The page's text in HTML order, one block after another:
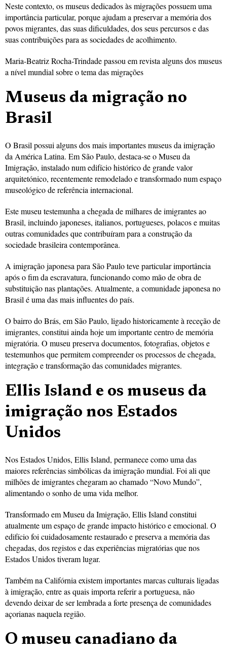
Neste contexto, os museus dedicados às migrações possuem uma
importância particular, porque ajudam a preservar a memória dos
povos migrantes, das suas dificuldades, dos seus percursos e das
suas contribuições para as sociedades de acolhimento.
Maria-Beatriz Rocha-Trindade passou em revista alguns dos museus
a nível mundial sobre o tema das migrações
Museus da migração no
Brasil
O Brasil possui alguns dos mais importantes museus da imigração
da América Latina. Em São Paulo, destaca-se o Museu da
Imigração, instalado num edifício histórico de grande valor
arquitetónico, recentemente remodelado e transformado num espaço
museológico de referência internacional.
Este museu testemunha a chegada de milhares de imigrantes ao
Brasil, incluindo japoneses, italianos, portugueses, polacos e muitas
outras comunidades que contribuíram para a construção da
sociedade brasileira contemporânea.
A imigração japonesa para São Paulo teve particular importância
após o fim da escravatura, funcionando como mão de obra de
substituição nas plantações. Atualmente, a comunidade japonesa no
Brasil é uma das mais influentes do país.
O bairro do Brás, em São Paulo, ligado historicamente à receção de
imigrantes, constitui ainda hoje um importante centro de memória
migratória. O museu preserva documentos, fotografias, objetos e
testemunhos que permitem compreender os processos de chegada,
integração e transformação das comunidades migrantes.
Ellis Island e os museus da
imigração nos Estados
Unidos
Nos Estados Unidos, Ellis Island, permanece como uma das
maiores referências simbólicas da imigração mundial. Foi ali que
milhões de imigrantes chegaram ao chamado “Novo Mundo”,
alimentando o sonho de uma vida melhor.
Transformado em Museu da Imigração, Ellis Island constitui
atualmente um espaço de grande impacto histórico e emocional. O
edifício foi cuidadosamente restaurado e preserva a memória das
chegadas, dos registos e das experiências migratórias que nos
Estados Unidos tiveram lugar.
Também na Califórnia existem importantes marcas culturais ligadas
à imigração, entre as quais importa referir a portuguesa, não
devendo deixar de ser lembrada a forte presença de comunidades
açorianas naquela região.
O museu canadiano da